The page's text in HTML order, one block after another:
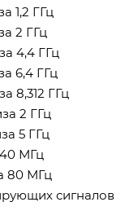
1,2 ГГц
2 ГГц
4,4 ГГц
6,4 ГГц
8,312 ГГц
2 ГГц
5 ГГц
МГц
80 МГц
сигналов